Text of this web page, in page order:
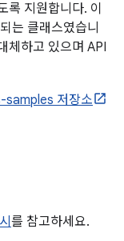
지원합니다. 이
는 클래스였습니
체하고 있으며 API
samples 저장소
를 참고하세요.